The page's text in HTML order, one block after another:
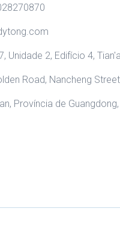
Unidade 2, Edifício 4,
Road, Nancheng
Província de Guangdong,